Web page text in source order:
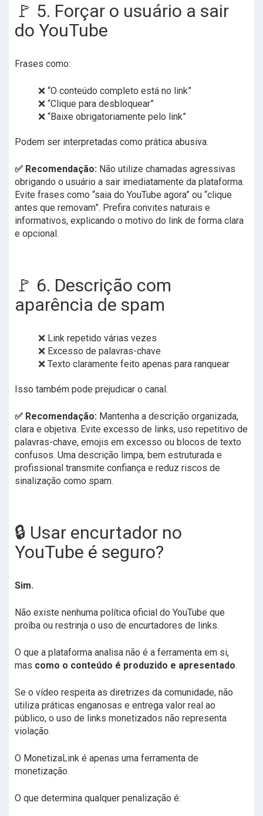
🚩 5. Forçar o usuário a sair
do YouTube
Frases como:
❌ “O conteúdo completo está no link”
❌ “Clique para desbloquear”
❌ “Baixe obrigatoriamente pelo link”
Podem ser interpretadas como prática abusiva.
✅ Recomendação: Não utilize chamadas agressivas
obrigando o usuário a sair imediatamente da plataforma.
Evite frases como “saia do YouTube agora” ou “clique
antes que removam”. Prefira convites naturais e
informativos, explicando o motivo do link de forma clara
e opcional.
🚩 6. Descrição com
aparência de spam
❌ Link repetido várias vezes
❌ Excesso de palavras-chave
❌ Texto claramente feito apenas para ranquear
Isso também pode prejudicar o canal.
✅ Recomendação: Mantenha a descrição organizada,
clara e objetiva. Evite excesso de links, uso repetitivo de
palavras-chave, emojis em excesso ou blocos de texto
confusos. Uma descrição limpa, bem estruturada e
profissional transmite confiança e reduz riscos de
sinalização como spam.
🔒 Usar encurtador no
YouTube é seguro?
Sim.
Não existe nenhuma política oficial do YouTube que
proíba ou restrinja o uso de encurtadores de links.
O que a plataforma analisa não é a ferramenta em si,
mas como o conteúdo é produzido e apresentado.
Se o vídeo respeita as diretrizes da comunidade, não
utiliza práticas enganosas e entrega valor real ao
público, o uso de links monetizados não representa
violação.
O MonetizaLink é apenas uma ferramenta de
monetização.
O que determina qualquer penalização é: